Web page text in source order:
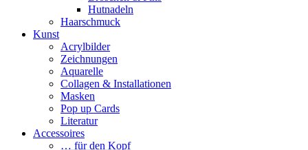
Hutnadeln
Haarschmuck
Kunst
Acrylbilder
Zeichnungen
Aquarelle
Collagen & Installationen
Masken
Pop up Cards
Literatur
Accessoires
… für den Kopf